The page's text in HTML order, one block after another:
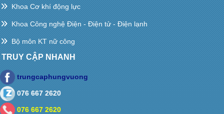
Khoa Cơ khí động lực
Khoa Công nghệ Điện - Điện tử - Điện lạnh
Bộ môn KT nữ công
TRUY CẬP NHANH
trungcaphungvuong
076 667 2620
076 667 2620